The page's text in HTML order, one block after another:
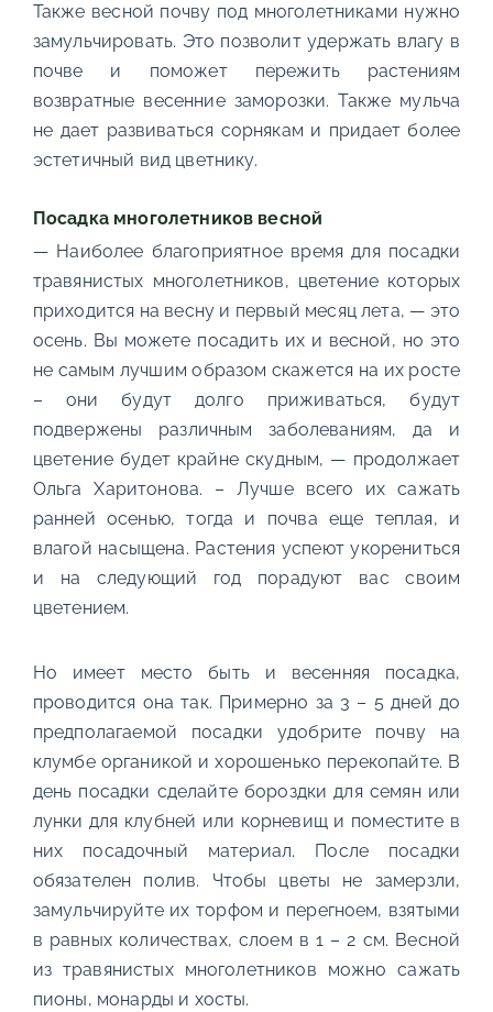
Также весной почву под многолетниками нужно
замульчировать. Это позволит удержать влагу в
почве и поможет пережить растениям
возвратные весенние заморозки. Также мульча
не дает развиваться сорнякам и придает более
эстетичный вид цветнику.
Посадка многолетников весной
— Наиболее благоприятное время для посадки
травянистых многолетников, цветение которых
приходится на весну и первый месяц лета, — это
осень. Вы можете посадить их и весной, но это
не самым лучшим образом скажется на их росте
– они будут долго приживаться, будут
подвержены различным заболеваниям, да и
цветение будет крайне скудным, — продолжает
Ольга Харитонова. – Лучше всего их сажать
ранней осенью, тогда и почва еще теплая, и
влагой насыщена. Растения успеют укорениться
и на следующий год порадуют вас своим
цветением.
Но имеет место быть и весенняя посадка,
проводится она так. Примерно за 3 – 5 дней до
предполагаемой посадки удобрите почву на
клумбе органикой и хорошенько перекопайте. В
день посадки сделайте бороздки для семян или
лунки для клубней или корневищ и поместите в
них посадочный материал. После посадки
обязателен полив. Чтобы цветы не замерзли,
замульчируйте их торфом и перегноем, взятыми
в равных количествах, слоем в 1 – 2 см. Весной
из травянистых многолетников можно сажать
пионы, монарды и хосты.